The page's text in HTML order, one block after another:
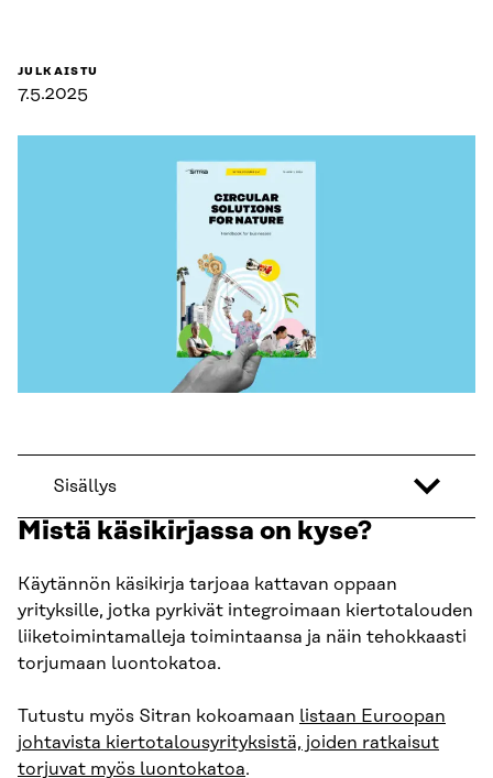
JULKAISTU
7.5.2025
Sisällys
Mistä käsikirjassa on kyse?
Käytännön käsikirja tarjoaa kattavan oppaan
yrityksille, jotka pyrkivät integroimaan kiertotalouden
liiketoimintamalleja toimintaansa ja näin tehokkaasti
torjumaan luontokatoa.
Tutustu myös Sitran kokoamaan listaan Euroopan
johtavista kiertotalousyrityksistä, joiden ratkaisut
torjuvat myös luontokatoa.